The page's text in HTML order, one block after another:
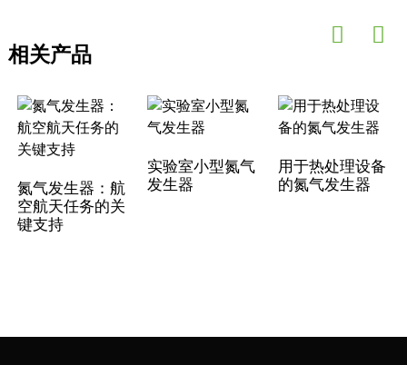
相关产品
氮气发生器：航
空航天任务的关
键支持
实验室小型氮气
发生器
用于热处理设备
的氮气发生器